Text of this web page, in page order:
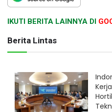
IKUTI BERITA LAINNYA DI
Berita Lintas